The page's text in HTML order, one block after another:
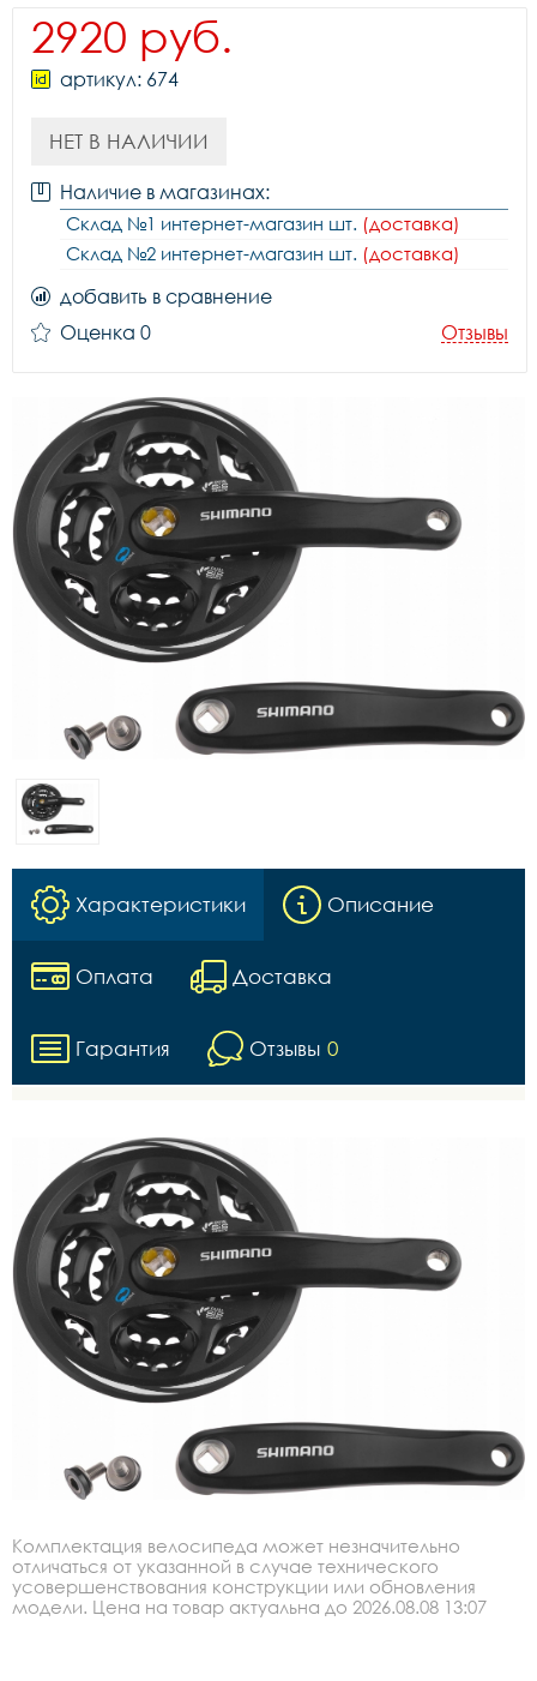
2920 руб.
артикул: 674
НЕТ В НАЛИЧИИ
Наличие в магазинах:
Склад №1 интернет-магазин шт. (доставка)
Склад №2 интернет-магазин шт. (доставка)
добавить в сравнение
Оценка 0
Отзывы
Характеристики Описание
Оплата Доставка
Гарантия Отзывы 0
Комплектация велосипеда может незначительно
отличаться от указанной в случае технического
усовершенствования конструкции или обновления
модели. Цена на товар актуальна до 2026.08.08 13:07